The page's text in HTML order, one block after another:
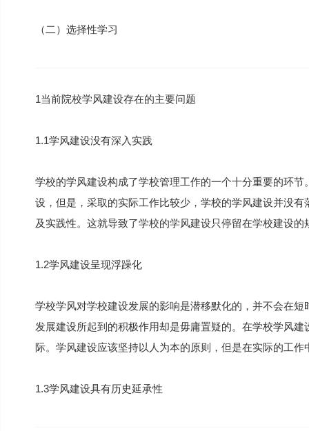
（二）选择性学习
1当前院校学风建设存在的主要问题
1.1学风建设没有深入实践
学校的学风建设构成了学校管理工作的一个十分重要的环
设，但是，采取的实际工作比较少，学校的学风建设并没
及实践性。这就导致了学校的学风建设只停留在学校建设
1.2学风建设呈现浮躁化
学校学风对学校建设发展的影响是潜移默化的，并不会在
发展建设所起到的积极作用却是毋庸置疑的。在学校学风
际。学风建设应该坚持以人为本的原则，但是在实际的工
1.3学风建设具有历史延承性